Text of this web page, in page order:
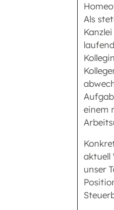
Als
einem
aktuell
unser